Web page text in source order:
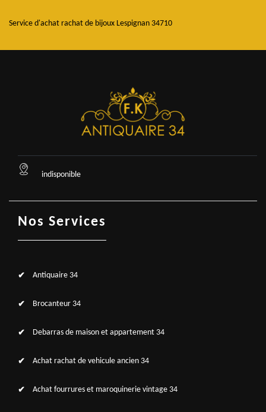
Service d'achat rachat de bijoux Lespignan 34710
indisponible
Nos Services
Antiquaire 34
Brocanteur 34
Debarras de maison et appartement 34
Achat rachat de vehicule ancien 34
Achat fourrures et maroquinerie vintage 34